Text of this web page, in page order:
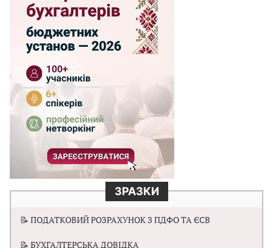
ЗРАЗКИ
📝 ПОДАТКОВИЙ РОЗРАХУНОК З ПДФО ТА ЄСВ
📝 БУХГАЛТЕРСЬКА ДОВІДКА